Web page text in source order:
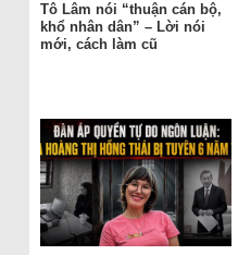
Tô Lâm nói “thuận cán bộ,
khổ nhân dân” – Lời nói
mới, cách làm cũ